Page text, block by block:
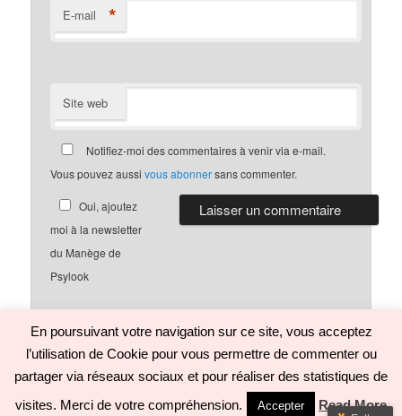
E-mail *
Site web
Notifiez-moi des commentaires à venir via e-mail.
Vous pouvez aussivous abonnersans commenter.
Oui, ajoutez
moi à la newsletter
du Manège de
Psylook
Politique de confidentialité Fièrement propulsé par WordPress
En poursuivant votre navigation sur ce site, vous acceptez
l’utilisation de Cookie pour vous permettre de commenter ou
partager via réseaux sociaux et pour réaliser des statistiques de
visites. Merci de votre compréhension.
Accepter Read More